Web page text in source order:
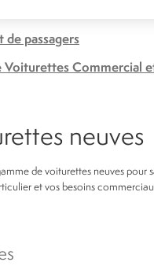
de passagers
Voiturettes Commercial
neuves
de voiturettes neuves pour
et vos besoins